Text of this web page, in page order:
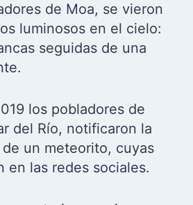
de Moa, se vieron
luminosos en el cielo:
seguidas de una
los pobladores de
del Río, notificaron la
un meteorito, cuyas
en las redes sociales.